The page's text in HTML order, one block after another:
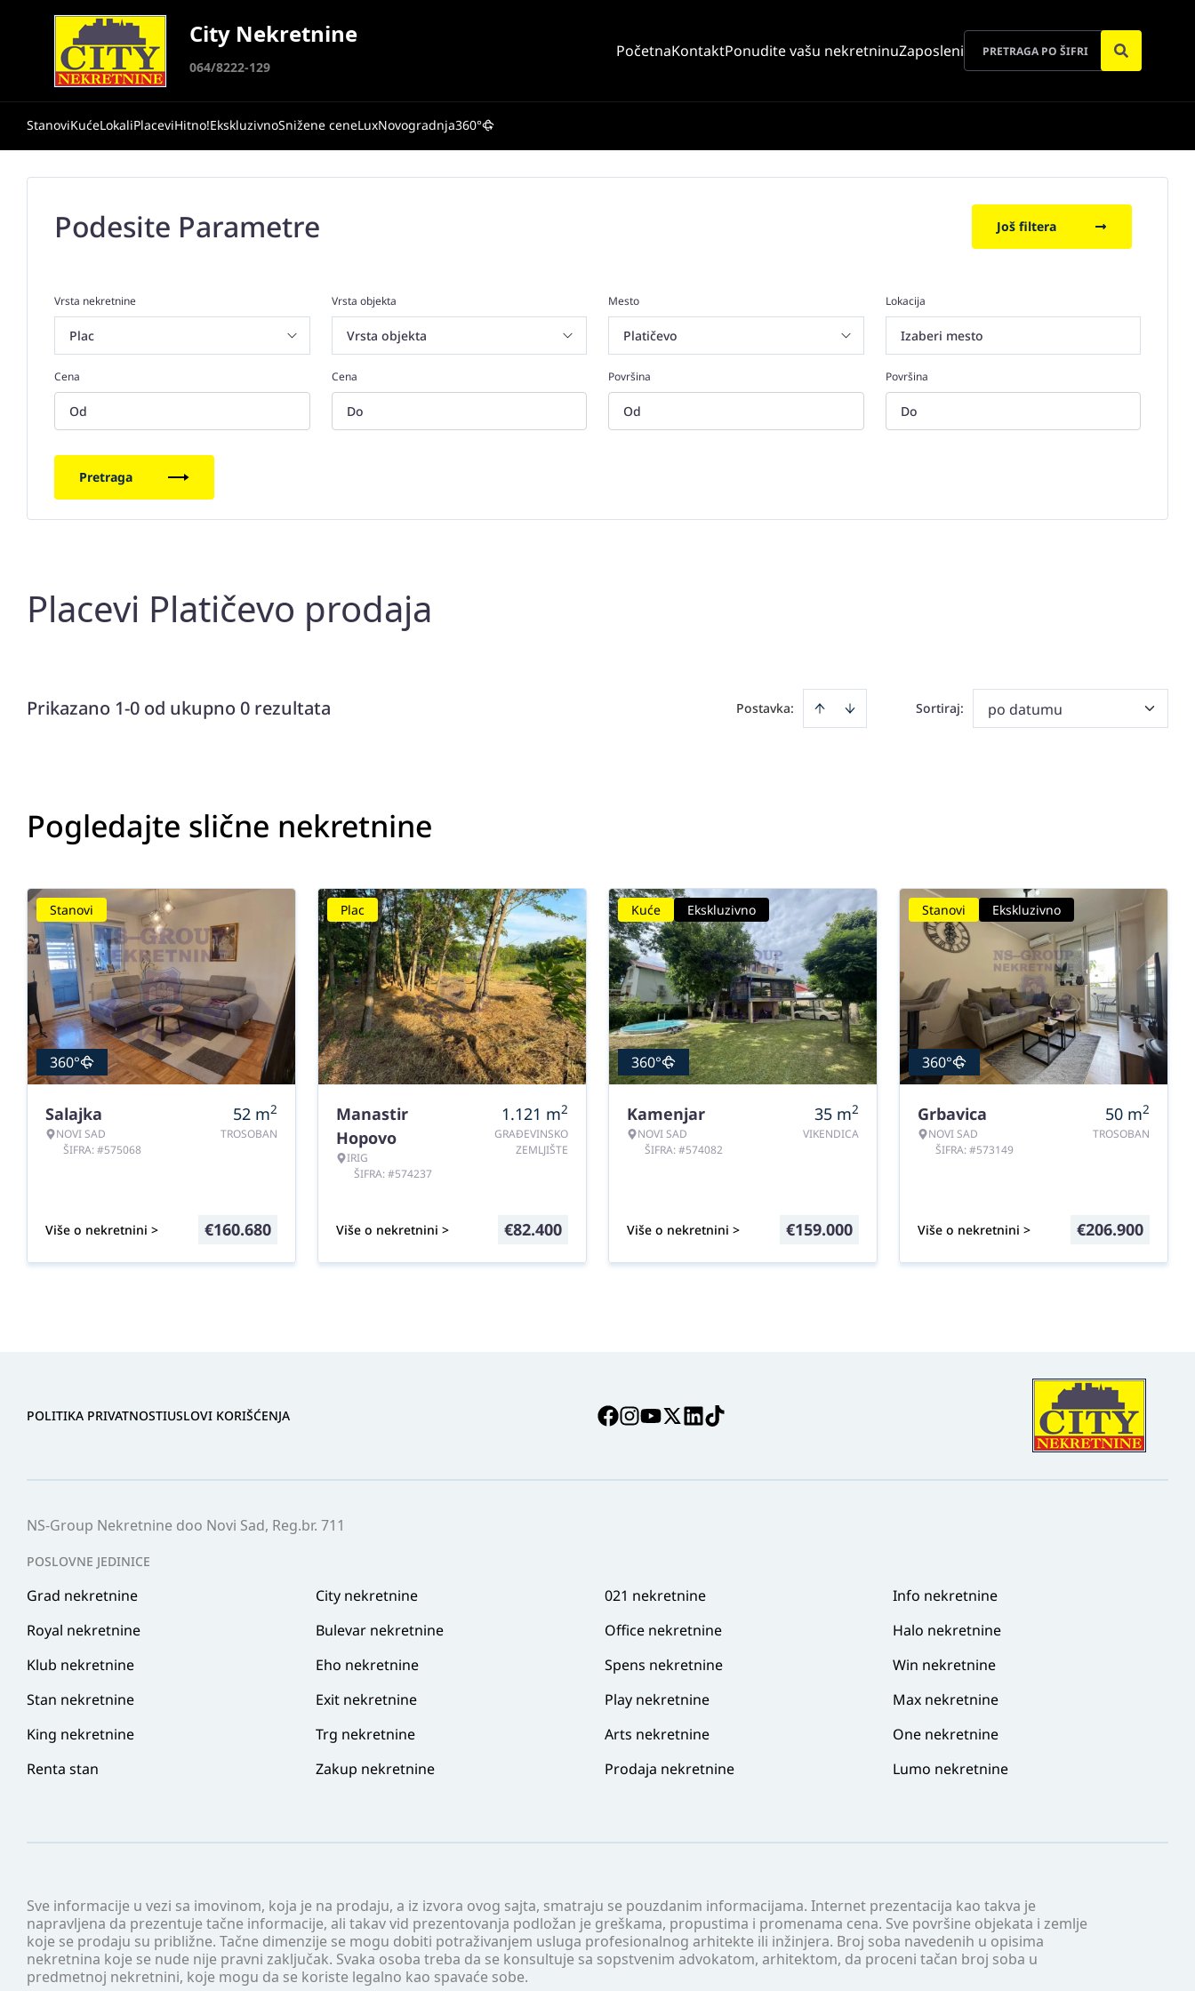
City Nekretnine
064/8222-129
PočetnaKontaktPonudite vašu nekretninuZaposleni
StanoviKućeLokaliPlaceviHitno!EkskluzivnoSnižene ceneLuxNovogradnja360°
Podesite Parametre Još filtera
Vrsta nekretnine Vrsta objekta Mesto Lokacija
Izaberi mesto
Cena Cena Površina Površina
Pretraga
Placevi Platičevo prodaja
Prikazano 1-0 od ukupno 0 rezultata Postavka: Sortiraj: po datumu
Pogledajte slične nekretnine
Stanovi
360°
Salajka
NOVI SAD
ŠIFRA: #575068
52 m2
TROSOBAN
Više o nekretnini > €160.680
Plac
Manastir
Hopovo
IRIG
ŠIFRA: #574237
1.121 m2
GRAĐEVINSKO
ZEMLJIŠTE
Više o nekretnini > €82.400
Kuće Ekskluzivno
360°
Kamenjar
NOVI SAD
ŠIFRA: #574082
35 m2
VIKENDICA
Više o nekretnini > €159.000
Stanovi Ekskluzivno
360°
Grbavica
NOVI SAD
ŠIFRA: #573149
50 m2
TROSOBAN
Više o nekretnini > €206.900
POLITIKA PRIVATNOSTIUSLOVI KORIŠĆENJA
Sve informacije u vezi sa imovinom, koja je na prodaju, a iz izvora ovog sajta, smatraju se pouzdanim informacijama. Internet prezentacija kao takva je
napravljena da prezentuje tačne informacije, ali takav vid prezentovanja podložan je greškama, propustima i promenama cena. Sve površine objekata i zemlje
koje se prodaju su približne. Tačne dimenzije se mogu dobiti potraživanjem usluga profesionalnog arhitekte ili inžinjera. Broj soba navedenih u opisima
nekretnina koje se nude nije pravni zaključak. Svaka osoba treba da se konsultuje sa sopstvenim advokatom, arhitektom, da proceni tačan broj soba u
predmetnoj nekretnini, koje mogu da se koriste legalno kao spavaće sobe.
NS-Group Nekretnine doo Novi Sad, Reg.br. 711
POSLOVNE JEDINICE
Grad nekretnine City nekretnine 021 nekretnine
Info nekretnine
Royal nekretnine
Bulevar nekretnine Office nekretnine
Halo nekretnine
Klub nekretnine
Eho nekretnine Spens nekretnine
Win nekretnine
Stan nekretnine
Exit nekretnine Play nekretnine
Max nekretnine
King nekretnine
Trg nekretnine Arts nekretnine
One nekretnine
Renta stan
Zakup nekretnine Prodaja nekretnine Lumo nekretnine